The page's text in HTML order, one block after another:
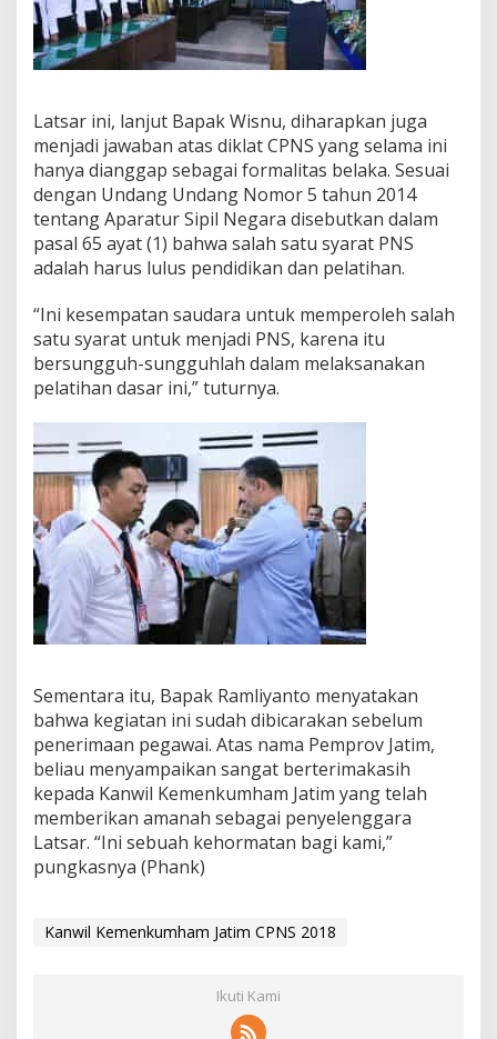
Latsar ini, lanjut Bapak Wisnu, diharapkan juga
menjadi jawaban atas diklat CPNS yang selama ini
hanya dianggap sebagai formalitas belaka. Sesuai
dengan Undang Undang Nomor 5 tahun 2014
tentang Aparatur Sipil Negara disebutkan dalam
pasal 65 ayat (1) bahwa salah satu syarat PNS
adalah harus lulus pendidikan dan pelatihan.
“Ini kesempatan saudara untuk memperoleh salah
satu syarat untuk menjadi PNS, karena itu
bersungguh-sungguhlah dalam melaksanakan
pelatihan dasar ini,” tuturnya.
Sementara itu, Bapak Ramliyanto menyatakan
bahwa kegiatan ini sudah dibicarakan sebelum
penerimaan pegawai. Atas nama Pemprov Jatim,
beliau menyampaikan sangat berterimakasih
kepada Kanwil Kemenkumham Jatim yang telah
memberikan amanah sebagai penyelenggara
Latsar. “Ini sebuah kehormatan bagi kami,”
pungkasnya (Phank)
Kanwil Kemenkumham Jatim CPNS 2018
Ikuti Kami